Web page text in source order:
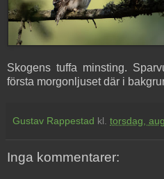
Skogens tuffa minsting.
första morgonljuset där i
Gustav Rappestad kl. torsdag,
Inga kommentarer: